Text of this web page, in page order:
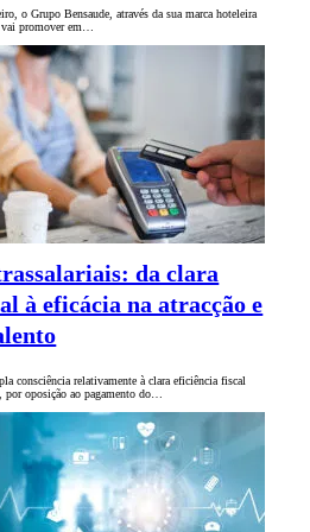
o Grupo Bensaude, através da sua marca hoteleira
vai promover em…
da clara
à eficácia na atracção e
consciência relativamente à clara eficiência fiscal
por oposição ao pagamento do…